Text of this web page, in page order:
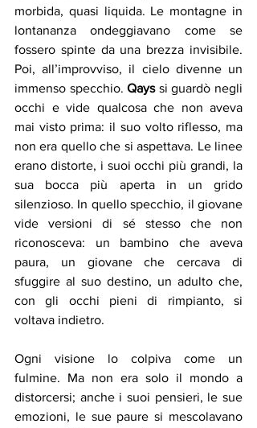
morbida, quasi liquida. Le montagne in
lontananza ondeggiavano come se
fossero spinte da una brezza invisibile.
Poi, all’improvviso, il cielo divenne un
immenso specchio. Qays si guardò negli
occhi e vide qualcosa che non aveva
mai visto prima: il suo volto riflesso, ma
non era quello che si aspettava. Le linee
erano distorte, i suoi occhi più grandi, la
sua bocca più aperta in un grido
silenzioso. In quello specchio, il giovane
vide versioni di sé stesso che non
riconosceva: un bambino che aveva
paura, un giovane che cercava di
sfuggire al suo destino, un adulto che,
con gli occhi pieni di rimpianto, si
voltava indietro.
Ogni visione lo colpiva come un
fulmine. Ma non era solo il mondo a
distorcersi; anche i suoi pensieri, le sue
emozioni, le sue paure si mescolavano